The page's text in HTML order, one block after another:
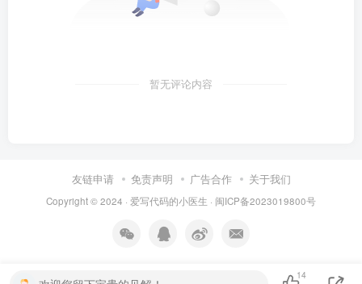
暂无评论内容
友链申请 免责声明 广告合作 关于我们
Copyright © 2024 · 爱写代码的小医生 · 闽ICP备2023019800号
14